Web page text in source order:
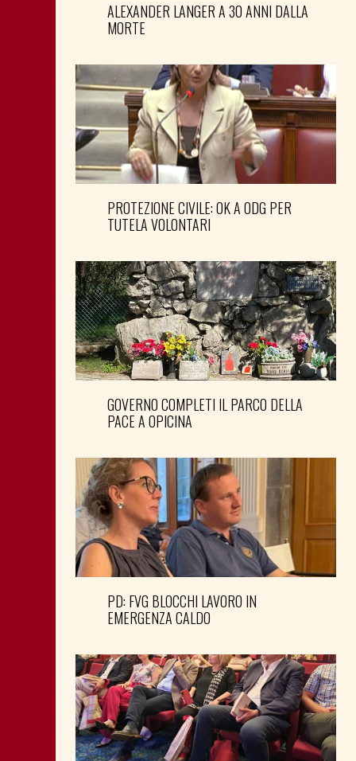
ALEXANDER LANGER A 30 ANNI DALLA
MORTE
PROTEZIONE CIVILE: OK A ODG PER
TUTELA VOLONTARI
GOVERNO COMPLETI IL PARCO DELLA
PACE A OPICINA
PD: FVG BLOCCHI LAVORO IN
EMERGENZA CALDO